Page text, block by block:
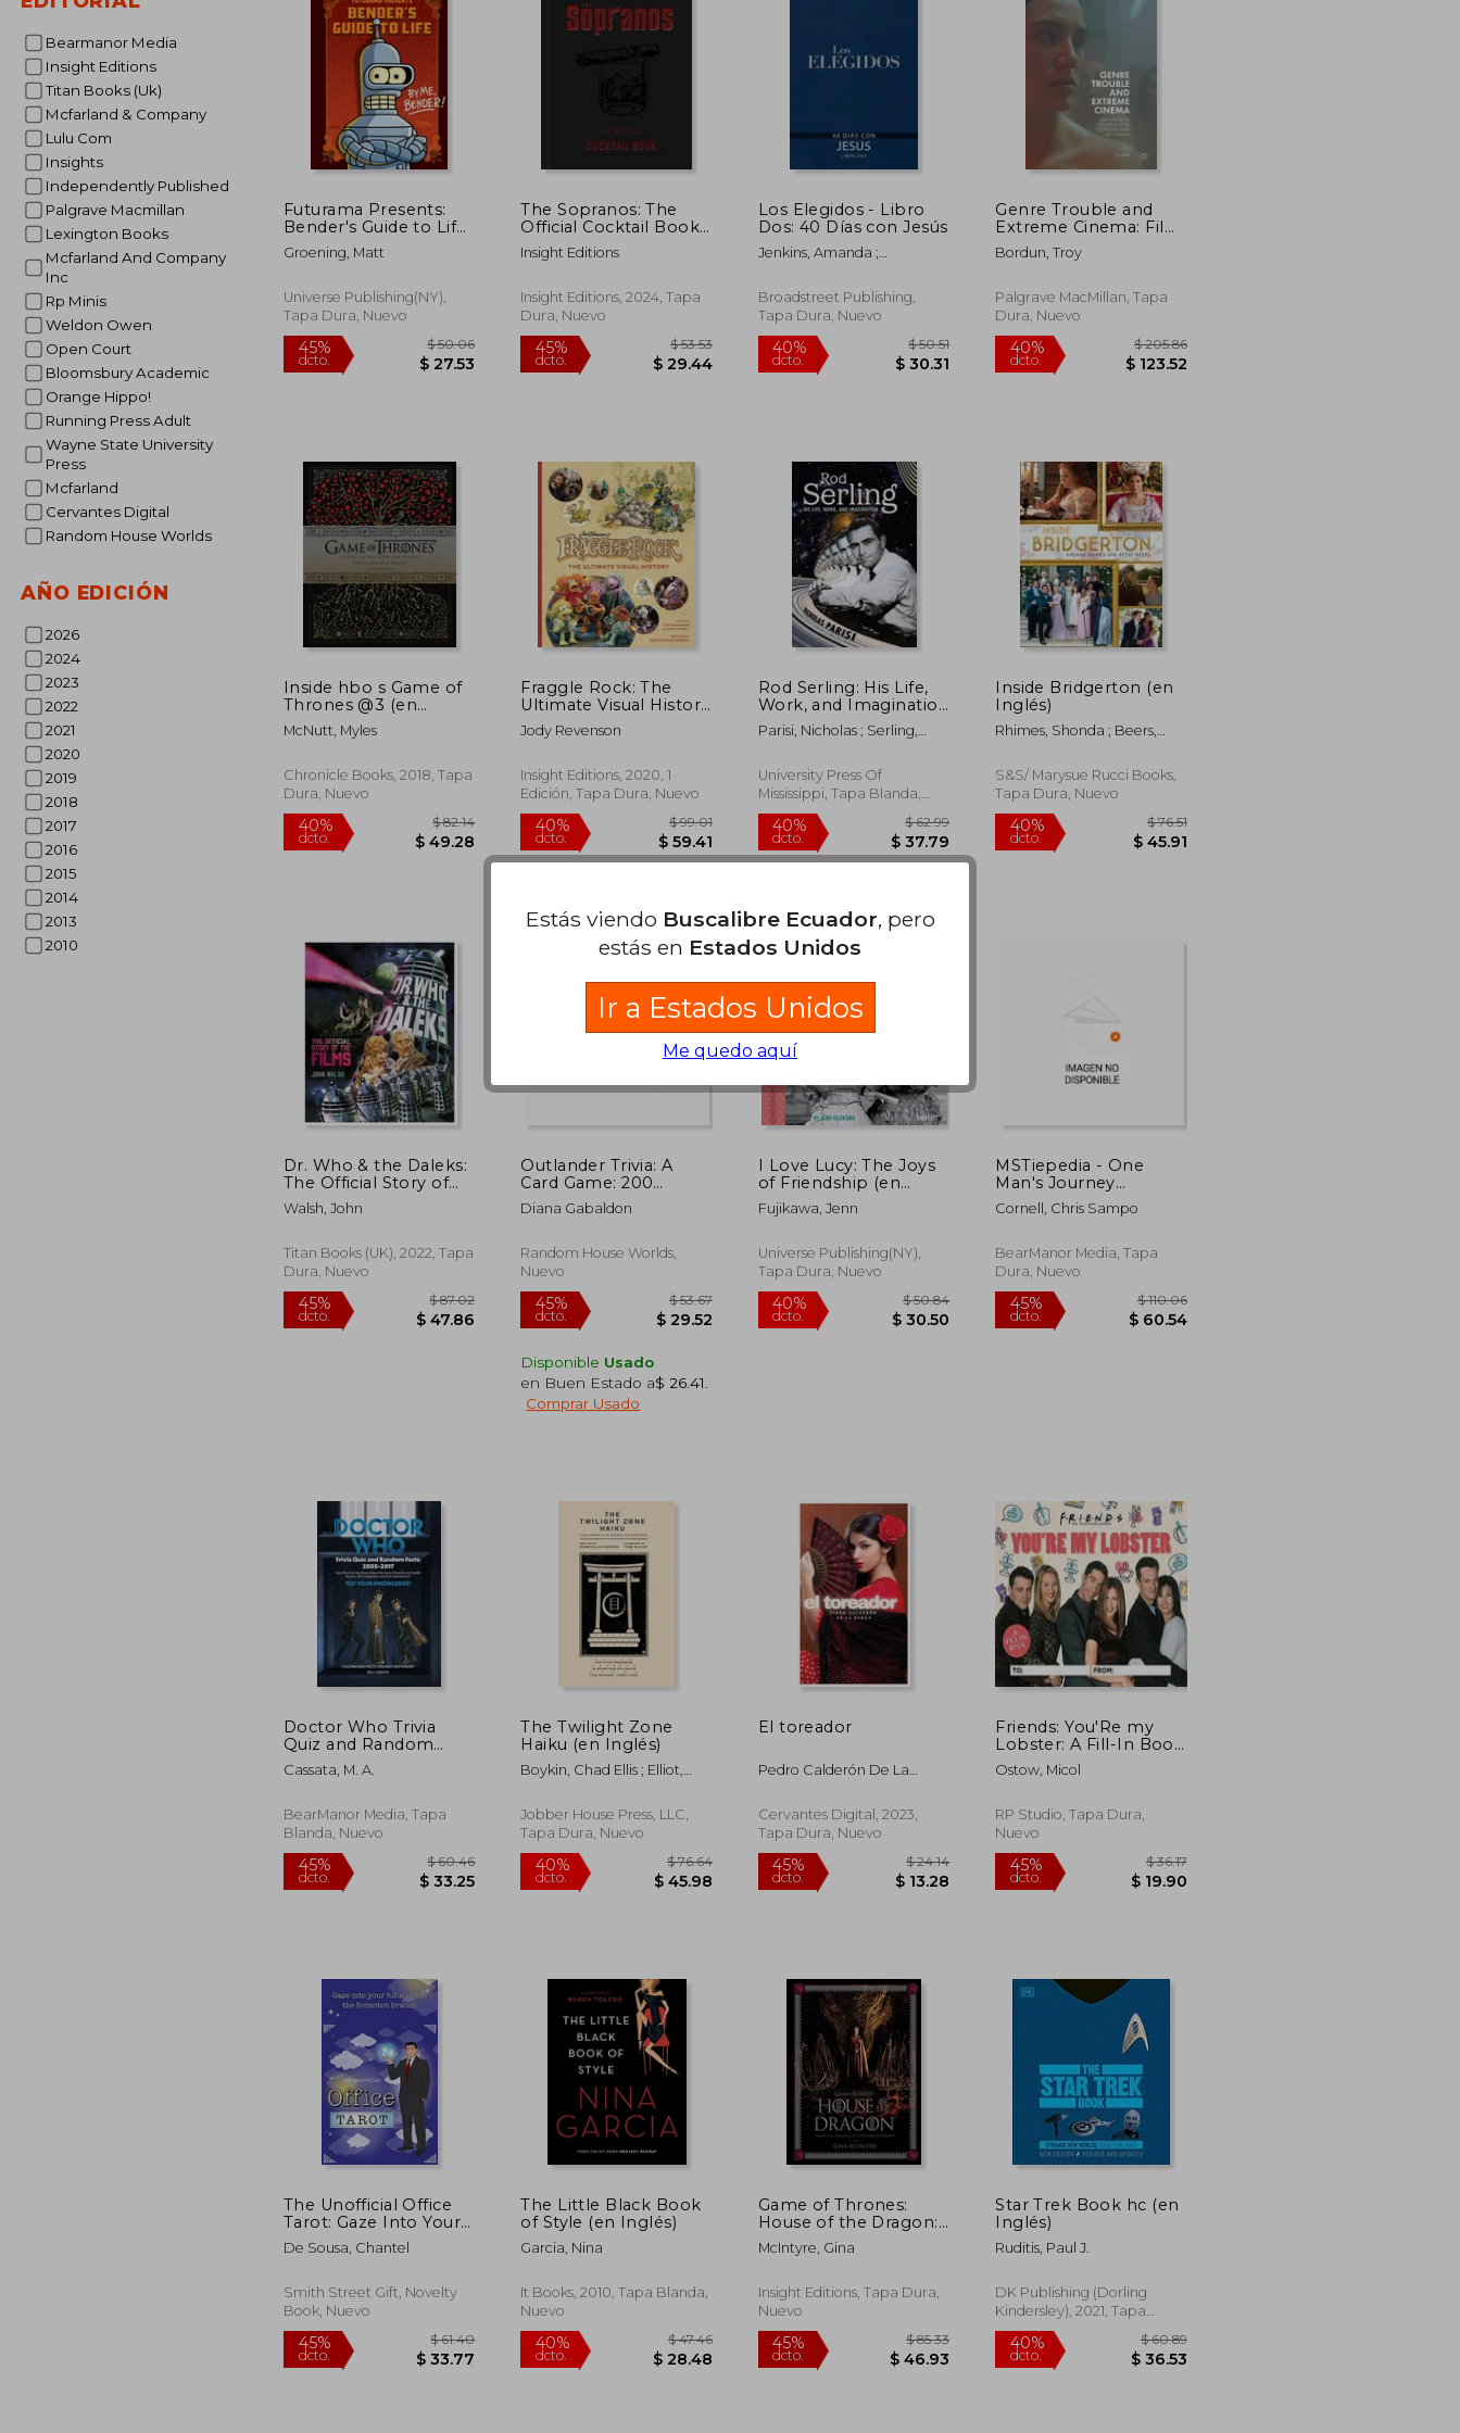
Bearmanor Media
Insight Editions
Titan Books (Uk)
Mcfarland & Company
Lulu Com
Insights
Independently Published
Palgrave Macmillan
Lexington Books
Mcfarland And Company
Inc
Rp Minis
Weldon Owen
Open Court
Bloomsbury Academic
Orange Hippo!
Running Press Adult
Wayne State University
Press
Mcfarland
Cervantes Digital
Random House Worlds
AÑO EDICIÓN
2026
2024
2023
2022
2021
2020
2019
2018
2017
2016
2015
2014
2013
2010
45%
dcto.
45%
dcto.
45%
Futurama Presents:
Bender's Guide to Life:
By Me, Bender! (en
Inglés)
Groening, Matt
Universe Publishing(NY),
Tapa Dura, Nuevo
45%
dcto.
The Sopranos: The
Official Cocktail Book
(en Inglés)
Insight Editions
Insight Editions, 2024, Tapa
Dura, Nuevo
45%
dcto.
Los Elegidos - Libro
Dos: 40 Días con Jesús
Jenkins, Amanda ;
Dallas
Broadstreet Publishing,
Tapa Dura, Nuevo
40%
dcto.
$ 50.51
$ 30.31
Genre Trouble and
Extreme Cinema: Film
Theory at the Fringes
of Contemporary Art
Bordun, Troy
Palgrave MacMillan, Tapa
Dura, Nuevo
40%
dcto.
Inside hbo s Game of
Thrones @3 (en
Inglés)
McNutt, Myles
Chronicle Books, 2018, Tapa
Dura, Nuevo
40%
dcto. $ 49.28
Fraggle Rock: The
Ultimate Visual History
(en Inglés)
Jody Revenson
Insight Editions, 2020, 1
Edición, Tapa Dura, Nuevo
dcto. $ 59.41
Rod Serling: His Life,
Work, and Imagination
(en Inglés)
Parisi, Nicholas ; Serling,
University Press Of
Mississippi, Tapa Blanda,
Nuevo
dcto.
Inside Bridgerton (en
Inglés)
Rhimes, Shonda ; Beers,
S&s/ Marysue Rucci Books,
Tapa Dura, Nuevo
Dr. Who & the Daleks:
The Official Story of
the Films (en Inglés)
Walsh, John
Titan Books (UK), 2022, Tapa
Dura, Nuevo
45%
dcto.
Outlander Trivia: A
Card Game: 200
Questions and
Answers to Test Your
Diana Gabaldon
Random House Worlds,
Nuevo
45%
dcto.
Disponible Usado
en Buen Estado a$ 26.41
Comprar Usado
I Love Lucy: The Joys
of Friendship (en
Inglés)
Fujikawa, Jenn
Universe Publishing(NY),
Tapa Dura, Nuevo
40%
dcto.
$ 50.84
$ 30.50
MSTiepedia - One
Man's Journey
Through 30+ Years Of
The Best TV Show
(hardback) (en Inglés)
Cornell, Chris Sampo
BearManor Media, Tapa
Dura, Nuevo
45%
dcto.
Doctor Who Trivia
Quiz and Random
Facts: 2005-2017 (en
Inglés)
Cassata, M. A.
BearManor Media, Tapa
Blanda, Nuevo
45%
dcto.
$ 60.46
$ 33.25
The Twilight Zone
Haiku (en Inglés)
Boykin, Chad Ellis ; Elliot,
Jobber House Press, LLC,
Tapa Dura, Nuevo
40%
dcto.
$ 76.64
$ 45.98
El toreador
Pedro Calderón De La
Cervantes Digital, 2023,
Tapa Dura, Nuevo
45% $ 24.14
$ 13.28
Friends: You'Re my
Lobster: A Fill-In Book
(en Inglés)
Ostow, Micol
RP Studio, Tapa Dura,
Nuevo
The Unofficial Office
Tarot: Gaze Into Your
Future With the
Scranton Branch (en
De Sousa, Chantel
Smith Street Gift, Novelty
Book, Nuevo
The Little Black Book
of Style (en Inglés)
Garcia, Nina
It Books, 2010, Tapa Blanda,
Nuevo
Game of Thrones:
House of the Dragon:
Inside the Creation of
a Targaryen Dynasty
McIntyre, Gina
Insight Editions, Tapa Dura,
Nuevo
Star Trek Book hc (en
Inglés)
Ruditis, Paul J.
DK Publishing (Dorling
Kindersley), 2021, Tapa
Dura, Nuevo
Estás viendo Buscalibre Ecuador, pero
estás en Estados Unidos
Ir a Estados Unidos
Me quedo aquí